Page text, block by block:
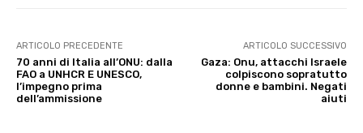
ARTICOLO PRECEDENTE
70 anni di Italia all’ONU: dalla
FAO a UNHCR E UNESCO,
l’impegno prima
dell’ammissione
ARTICOLO SUCCESSIVO
Gaza: Onu, attacchi Israele
colpiscono sopratutto
donne e bambini. Negati
aiuti